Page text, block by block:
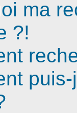
ma
?!